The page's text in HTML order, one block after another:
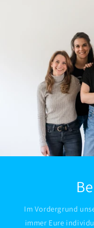
Im Vordergrund
immer Eure